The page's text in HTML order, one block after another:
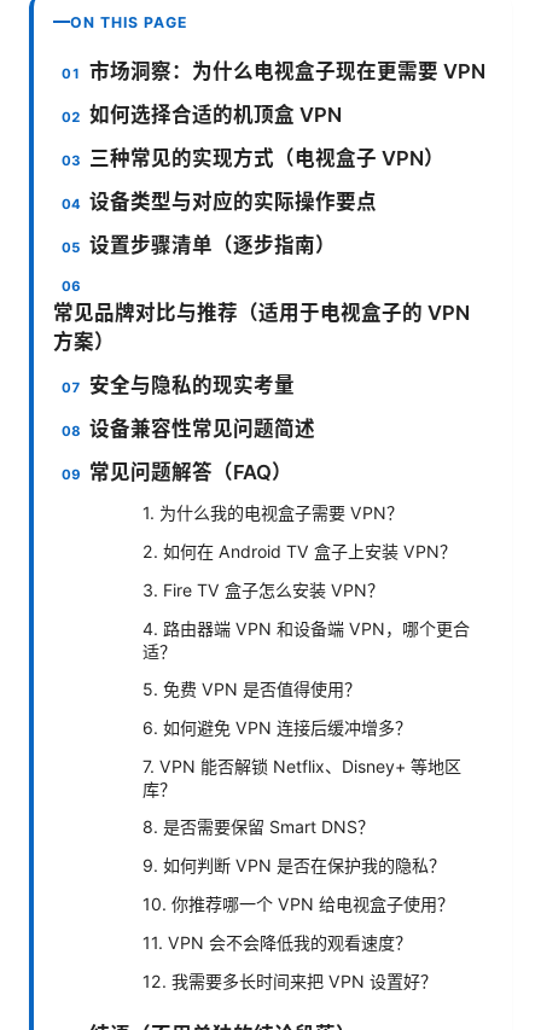
ON THIS PAGE
市场洞察：为什么电视盒子现在更需要 VPN
如何选择合适的机顶盒 VPN
三种常见的实现方式（电视盒子 VPN）
设备类型与对应的实际操作要点
设置步骤清单（逐步指南）
常见品牌对比与推荐（适用于电视盒子的 VPN
方案）
安全与隐私的现实考量
设备兼容性常见问题简述
常见问题解答（FAQ）
1. 为什么我的电视盒子需要 VPN？
2. 如何在 Android TV 盒子上安装 VPN？
3. Fire TV 盒子怎么安装 VPN？
4. 路由器端 VPN 和设备端 VPN，哪个更合
适？
5. 免费 VPN 是否值得使用？
6. 如何避免 VPN 连接后缓冲增多？
7. VPN 能否解锁 Netflix、Disney+ 等地区
库？
8. 是否需要保留 Smart DNS？
9. 如何判断 VPN 是否在保护我的隐私？
10. 你推荐哪一个 VPN 给电视盒子使用？
11. VPN 会不会降低我的观看速度？
12. 我需要多长时间来把 VPN 设置好？